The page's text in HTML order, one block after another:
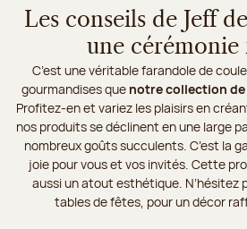
Les conseils de Jeff
une cérémonie
C’est une véritable farandole de
gourmandises que notre collection
Profitez-en et variez les plaisirs en
nos produits se déclinent en une large
nombreux goûts succulents. C’est la
joie pour vous et vos invités. Cette
aussi un atout esthétique. N’hésitez
tables de fêtes, pour un décor